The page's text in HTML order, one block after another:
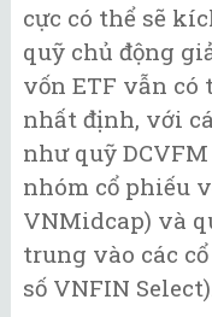
cực có thể sẽ
quỹ chủ động
vốn ETF vẫn
nhất định, với
như quỹ
nhóm cổ phiếu
VNMidcap) và
trung vào các
số VNFIN